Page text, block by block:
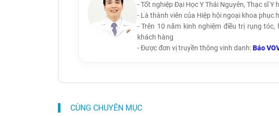
- Tốt nghiệp Đại Học Y Thái Nguyên, Thạc sĩ Y
- Là thành viên của Hiệp hội ngoại khoa phục
- Trên 10 năm kinh nghiệm điều trị rụng
khách hàng
- Được đơn vị truyền thông vinh danh:Báo
CÙNG CHUYÊN MỤC